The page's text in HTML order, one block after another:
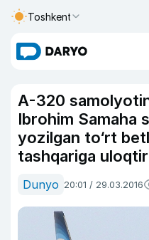
Toshkent
A-320
Ibrohim Samaha
yozilgan to‘rt
tashqariga
Dunyo 20:01 / 29.03.2016